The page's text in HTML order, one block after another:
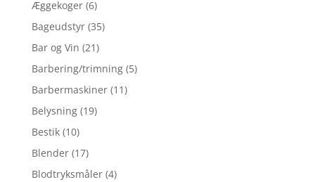
Æggekoger (6)
Bageudstyr (35)
Bar og Vin (21)
Barbering/trimning (5)
Barbermaskiner (11)
Belysning (19)
Bestik (10)
Blender (17)
Blodtryksmåler (4)